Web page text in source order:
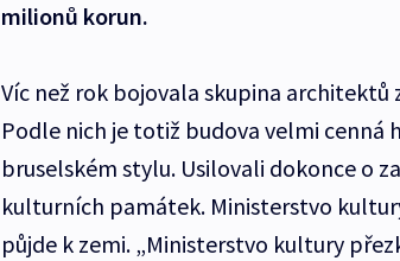
milionů korun.
Víc než rok bojovala skupina architektů
Podle nich je totiž budova velmi cenná
bruselském stylu. Usilovali dokonce o
kulturních památek. Ministerstvo
půjde k zemi. „Ministerstvo kultury